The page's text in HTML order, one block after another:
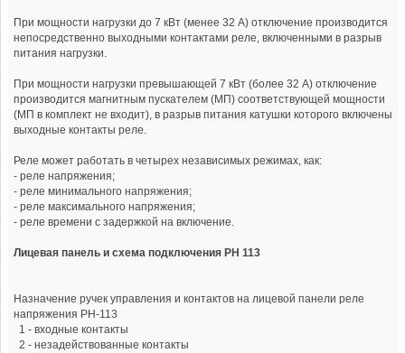
При мощности нагрузки до 7 кВт (менее 32 А) отключение производится
непосредственно выходными контактами реле, включенными в разрыв
питания нагрузки.
При мощности нагрузки превышающей 7 кВт (более 32 А) отключение
производится магнитным пускателем (МП) соответствующей мощности
(МП в комплект не входит), в разрыв питания катушки которого включены
выходные контакты реле.
Реле может работать в четырех независимых режимах, как:
- реле напряжения;
- реле минимального напряжения;
- реле максимального напряжения;
- реле времени с задержкой на включение.
Лицевая панель и схема подключения РН 113
Назначение ручек управления и контактов на лицевой панели реле
напряжения РН-113
1 - входные контакты
2 - незадействованные контакты